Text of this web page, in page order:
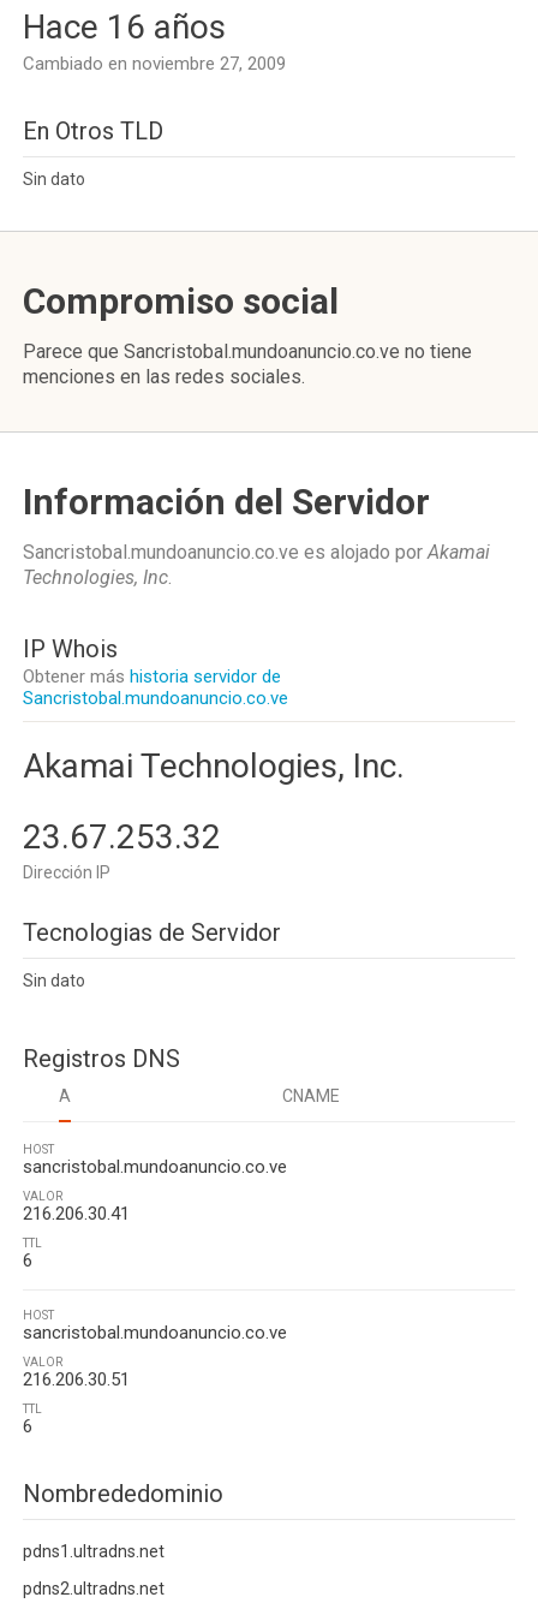
Hace 16 años
Cambiado en noviembre 27, 2009
En Otros TLD
Sin dato
Compromiso social
Parece que Sancristobal.mundoanuncio.co.ve no tiene
menciones en las redes sociales.
Información del Servidor
Sancristobal.mundoanuncio.co.ve es alojado porAkamai
Technologies, Inc.
IP Whois
Obtener más historia servidor de
Sancristobal.mundoanuncio.co.ve
Akamai Technologies, Inc.
23.67.253.32
Dirección IP
Tecnologias de Servidor
Sin dato
Registros DNS
A CNAME
HOST
sancristobal.mundoanuncio.co.ve
VALOR
216.206.30.41
TTL
6
HOST
sancristobal.mundoanuncio.co.ve
VALOR
216.206.30.51
TTL
6
Nombrededominio
pdns1.ultradns.net
pdns2.ultradns.net